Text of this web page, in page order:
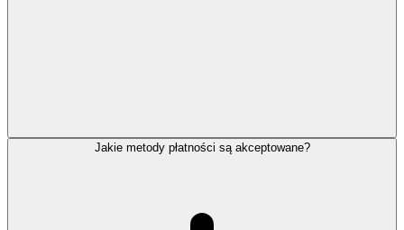
Jakie metody płatności są akceptowane?